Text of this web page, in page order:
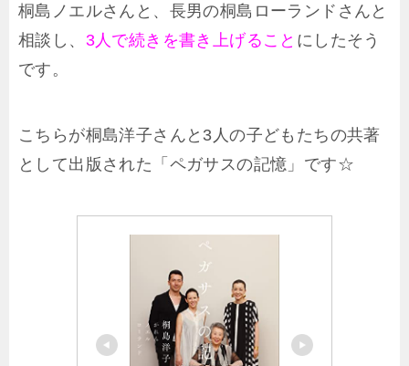
桐島ノエルさんと、長男の桐島ローランドさんと
相談し、 3人で続きを書き上げること にしたそう
です。
こちらが桐島洋子さんと3人の子どもたちの共著
として出版された「ペガサスの記憶」です☆